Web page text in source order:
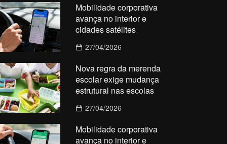
Mobilidade corporativa
avança no interior e
cidades satélites
27/04/2026
Nova regra da merenda
escolar exige mudança
estrutural nas escolas
27/04/2026
Mobilidade corporativa
avança no interior e